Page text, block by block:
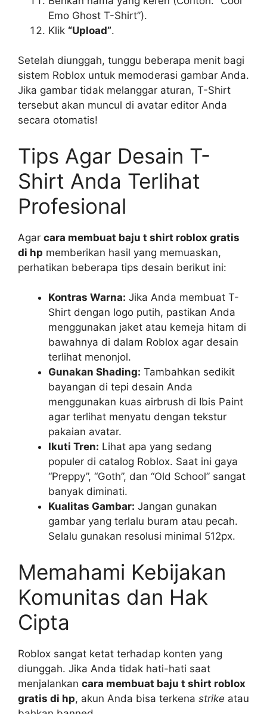
Emo Ghost T-Shirt”).
Klik “Upload”.
Setelah diunggah, tunggu beberapa menit bagi
sistem Roblox untuk memoderasi gambar Anda.
Jika gambar tidak melanggar aturan, T-Shirt
tersebut akan muncul di avatar editor Anda
secara otomatis!
Tips Agar Desain T-
Shirt Anda Terlihat
Profesional
Agar cara membuat baju t shirt roblox gratis
di hp memberikan hasil yang memuaskan,
perhatikan beberapa tips desain berikut ini:
Kontras Warna: Jika Anda membuat T-
Shirt dengan logo putih, pastikan Anda
menggunakan jaket atau kemeja hitam di
bawahnya di dalam Roblox agar desain
terlihat menonjol.
Gunakan Shading: Tambahkan sedikit
bayangan di tepi desain Anda
menggunakan kuas airbrush di Ibis Paint
agar terlihat menyatu dengan tekstur
pakaian avatar.
Ikuti Tren: Lihat apa yang sedang
populer di catalog Roblox. Saat ini gaya
“Preppy”, “Goth”, dan “Old School” sangat
banyak diminati.
Kualitas Gambar: Jangan gunakan
gambar yang terlalu buram atau pecah.
Selalu gunakan resolusi minimal 512px.
Memahami Kebijakan
Komunitas dan Hak
Cipta
Roblox sangat ketat terhadap konten yang
diunggah. Jika Anda tidak hati-hati saat
menjalankan cara membuat baju t shirt roblox
gratis di hp, akun Anda bisa terkena strike atau